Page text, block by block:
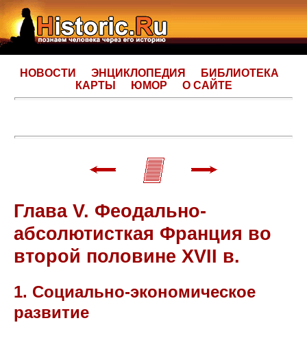
НОВОСТИ ЭНЦИКЛОПЕДИЯ
БИБЛИОТЕКА
КАРТЫ
ЮМОР О САЙТЕ
Глава V. Феодально-
абсолютисткая Франция во
второй половине XVII в.
1. Социально-экономическое
развитие